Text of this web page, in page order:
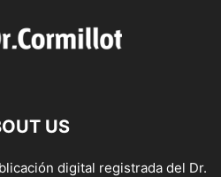
US
digital registrada del Dr.